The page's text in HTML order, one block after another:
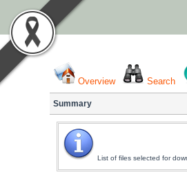
Overview Search
Summary
List of files selected for